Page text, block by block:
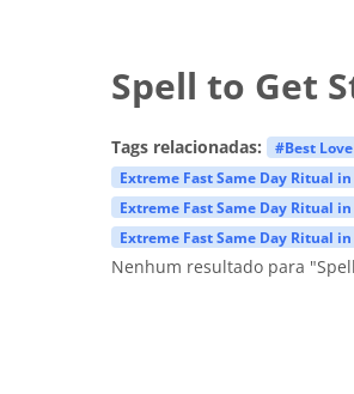
Spell to Get
Tags relacionadas: #Best
Extreme Fast Same Day Ritual
Extreme Fast Same Day Ritual
Extreme Fast Same Day Ritual
Nenhum resultado para